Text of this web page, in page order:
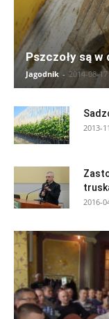
Pszczoły są
Jagodnik - 2014-08-17
2013-
2016-